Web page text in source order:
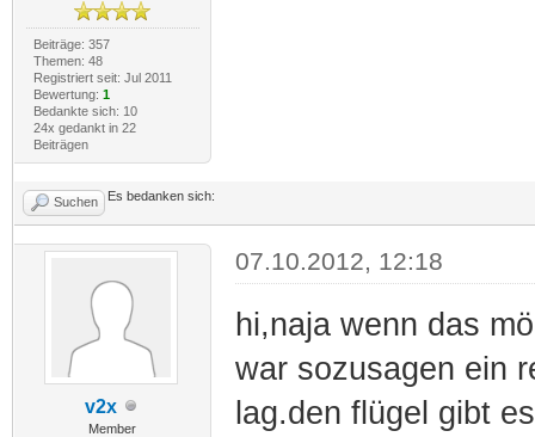
Beiträge: 357
Themen: 48
Registriert seit: Jul 2011
Bewertung: 1
Bedankte sich: 10
24x gedankt in 22
Beiträgen
Suchen Es bedanken sich:
v2x
Member
07.10.2012, 12:18
hi,naja wenn das
war sozusagen ein
lag.den flügel gibt